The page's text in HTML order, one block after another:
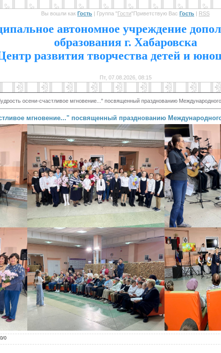
Вы вошли как Гость | Группа "Гости"Приветствую Вас Гость | RSS
автономное учреждение
образования г. Хабаровска
развития творчества детей и
Пт, 07.08.2026, 08:15
осени-счастливое мгновение..." посвященный празднованию
мгновение..." посвященный празднованию
/0